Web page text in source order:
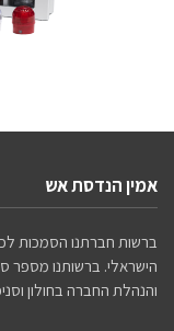
אמין הנדסת אש
ברשות חברתנו הסמכות
הישראלי. ברשותנו מספר
והנהלת החברה בחולון